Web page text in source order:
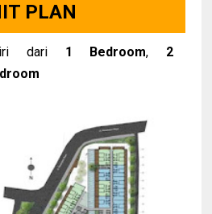
PLAN
dari 1 Bedroom, 2